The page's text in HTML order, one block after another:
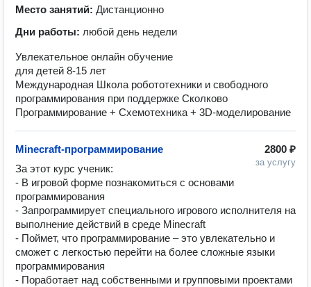
Место занятий: Дистанционно
Дни работы: любой день недели
Увлекательное онлайн обучение
для детей 8-15 лет
Международная Школа робототехники и свободного
программирования при поддержке Сколково
Программирование + Схемотехника + 3D-моделирование
2800 ₽
за услугу
Minecraft-программирование
За этот курс ученик:
- В игровой форме познакомиться с основами
программирования
- Запрограммирует специального игрового исполнителя на
выполнение действий в среде Minecraft
- Поймет, что программирование – это увлекательно и
сможет с легкостью перейти на более сложные языки
программирования
- Поработает над собственными и групповыми проектами